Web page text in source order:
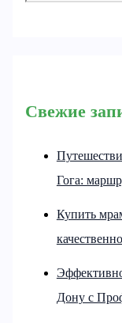
Свежие
Гога:
Купить
Дону с